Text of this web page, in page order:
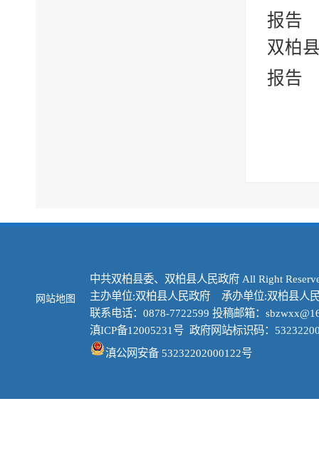
报告
双柏
报告
网站地图
中共双柏县委、双柏县人民政府 All Right
主办单位:双柏县人民政府 承办单位:双柏县人
联系电话：0878-7722599 投稿邮箱：
滇ICP备12005231号 政府网站标识码：
滇公网安备 53232202000122号